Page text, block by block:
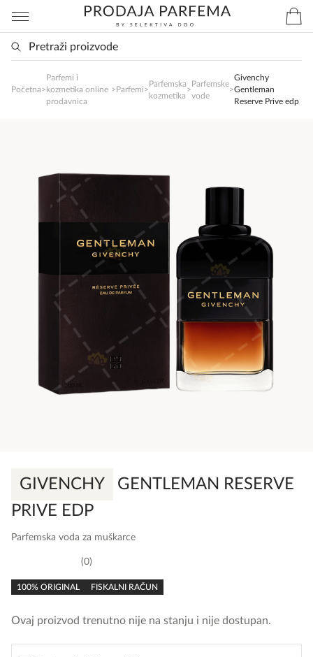
Početna>
Parfemi i
kozmetika online
prodavnica
> Parfemi>
Parfemska
kozmetika
>
Parfemske
vode
>
Givenchy
Gentleman
Reserve Prive edp
GIVENCHY
GENTLEMAN RESERVE
PRIVE EDP
Parfemska voda za muškarce
rating
0
100% ORIGINAL FISKALNI RAČUN
Ovaj proizvod trenutno nije na stanju i nije dostupan.
SlađanAi Asistent
Online
sva ostala pitanja?